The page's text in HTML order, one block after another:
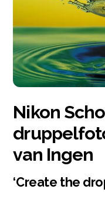
Nikon
van Ingen
‘Create the